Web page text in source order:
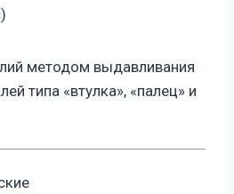
методом выдавливания
типа «втулка», «палец» и